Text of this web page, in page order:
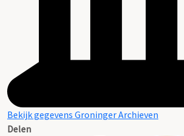
Bekijk gegevens Groninger Archieven
Delen